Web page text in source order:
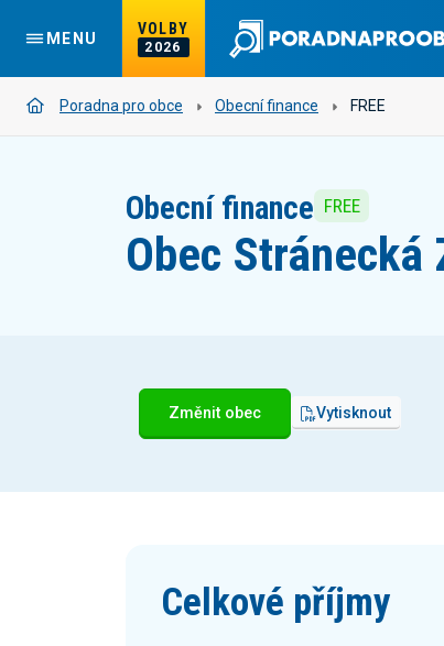
MENU
VOLBY
2026
Poradna pro obce Obecní finance FREE
Obecní finance FREE
Obec Stránecká
Změnit obec Vytisknout
Celkové příjmy